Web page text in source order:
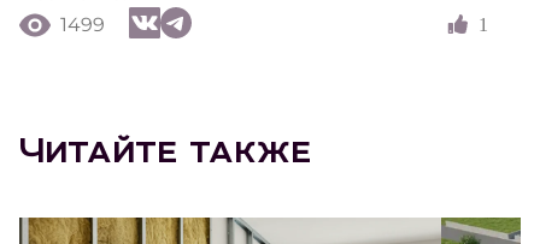
1499
1
Читайте также